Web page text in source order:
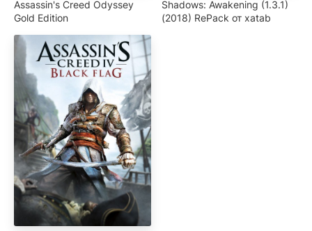
Assassin's Creed Odyssey
Gold Edition
Shadows: Awakening (1.3.1)
(2018) RePack от xatab